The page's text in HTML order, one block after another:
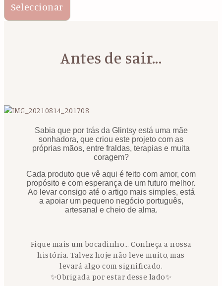
Seleccionar
Antes de sair...
Sabia que por trás da Glintsy está uma mãe
sonhadora, que criou este projeto com as
próprias mãos, entre fraldas, terapias e muita
coragem?
Cada produto que vê aqui é feito com amor, com
propósito e com esperança de um futuro melhor.
Ao levar consigo até o artigo mais simples, está
a apoiar um pequeno negócio português,
artesanal e cheio de alma.
Fique mais um bocadinho… Conheça a nossa
história. Talvez hoje não leve muito, mas
levará algo com significado.
✨Obrigada por estar desse lado✨